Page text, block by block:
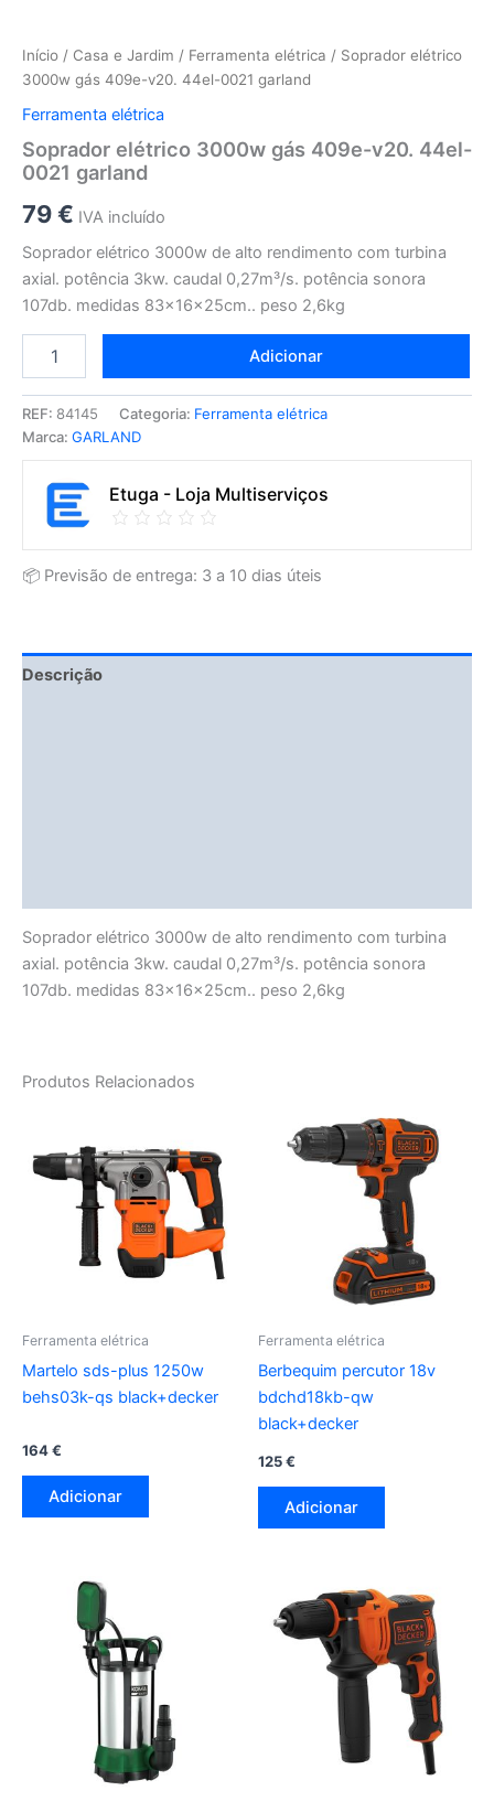
Início / Casa e Jardim / Ferramenta elétrica / Soprador elétrico
3000w gás 409e-v20. 44el-0021 garland
Ferramenta elétrica
Soprador elétrico 3000w gás 409e-v20. 44el-
0021 garland
79€ IVA incluído
Soprador elétrico 3000w de alto rendimento com turbina
axial. potência 3kw. caudal 0,27m³/s. potência sonora
107db. medidas 83x16x25cm.. peso 2,6kg
Adicionar
REF: 84145 Categoria: Ferramenta elétrica
Marca: GARLAND
Etuga - Loja Multiserviços
📦 Previsão de entrega: 3 a 10 dias úteis
Descrição
Soprador elétrico 3000w de alto rendimento com turbina
axial. potência 3kw. caudal 0,27m³/s. potência sonora
107db. medidas 83x16x25cm.. peso 2,6kg
Produtos Relacionados
Ferramenta elétrica
Martelo sds-plus 1250w
behs03k-qs black+decker
164€
Adicionar
Ferramenta elétrica
Berbequim percutor 18v
bdchd18kb-qw
black+decker
125€
Adicionar